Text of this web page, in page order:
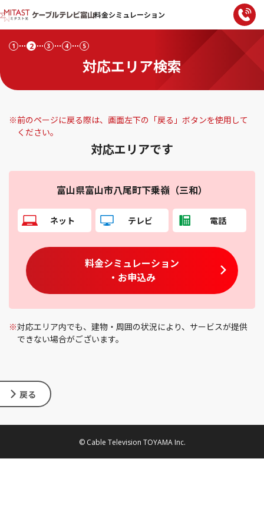
料金シミュレーション
対応エリア検索
1 2 3 4 5
※前のページに戻る際は、画面左下の「戻る」ボタンを使用して
ください。
対応エリアです
富山県富山市八尾町下乗嶺（三和）
ネット テレビ 電話
料金シミュレーション
・お申込み
※対応エリア内でも、建物・周囲の状況により、サービスが提供
できない場合がございます。
戻る
© Cable Television TOYAMA Inc.